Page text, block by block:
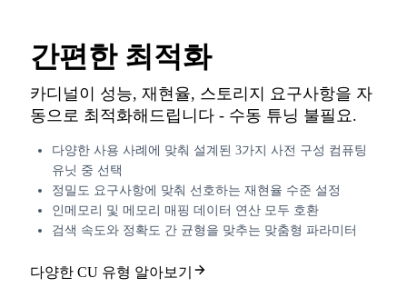
간편한 최적화
카디널이 성능, 재현율, 스토리지 요구사항을 자
동으로 최적화해드립니다 - 수동 튜닝 불필요.
다양한 사용 사례에 맞춰 설계된 3가지 사전 구성 컴퓨팅
유닛 중 선택
정밀도 요구사항에 맞춰 선호하는 재현율 수준 설정
인메모리 및 메모리 매핑 데이터 연산 모두 호환
검색 속도와 정확도 간 균형을 맞추는 맞춤형 파라미터
다양한 CU 유형 알아보기